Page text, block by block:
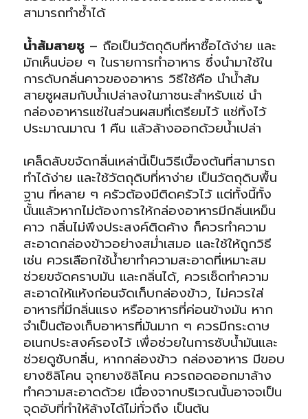
สามารถทำซ้ำได้
น้ำส้มสายชู– ถือเป็นวัตถุดิบที่หาซื้อได้ง่าย และ
มักเห็นบ่อย ๆ ในรายการทำอาหาร ซึ่งนำมาใช้ใน
การดับกลิ่นคาวของอาหาร วิธีใช้คือ นำน้ำส้ม
สายชูผสมกับน้ำเปล่าลงในภาชนะสำหรับแช่ นำ
กล่องอาหารแช่ในส่วนผสมที่เตรียมไว้ แช่ทิ้งไว้
ประมาณมาณ 1 คืน แล้วล้างออกด้วยน้ำเปล่า
เคล็ดลับขจัดกลิ่นเหล่านี้เป็นวิธีเบื้องต้นที่สามารถ
ทำได้ง่าย และใช้วัตถุดิบที่หาง่าย เป็นวัตถุดิบพื้น
ฐาน ที่หลาย ๆ ครัวต้องมีติดครัวไว้ แต่ทั้งนี้ทั้ง
นั้นแล้วหากไม่ต้องการให้กล่องอาหารมีกลิ่นเหม็น
คาว กลิ่นไม่พึงประสงค์ติดค้าง ก็ควรทำความ
สะอาดกล่องข้าวอย่างสม่ำเสมอ และใช้ให้ถูกวิธี
เช่น ควรเลือกใช้น้ำยาทำความสะอาดที่เหมาะสม
ช่วยขจัดคราบมัน และกลิ่นได้, ควรเช็ดทำความ
สะอาดให้แห้งก่อนจัดเก็บกล่องข้าว, ไม่ควรใส่
อาหารที่มีกลิ่นแรง หรืออาหารที่ค่อนข้างมัน หาก
จำเป็นต้องเก็บอาหารที่มันมาก ๆ ควรมีกระดาษ
อเนกประสงค์รองไว้ เพื่อช่วยในการซับน้ำมันและ
ช่วยดูซับกลิ่น, หากกล่องข้าว กล่องอาหาร มีขอบ
ยางซิลิโคน จุกยางซิลิโคน ควรถอดออกมาล้าง
ทำความสะอาดด้วย เนื่องจากบริเวณนั้นอาจจเป็น
จุดอับที่ทำให้ล้างได้ไม่ทั่วถึง เป็นต้น